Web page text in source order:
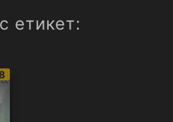
етикет: